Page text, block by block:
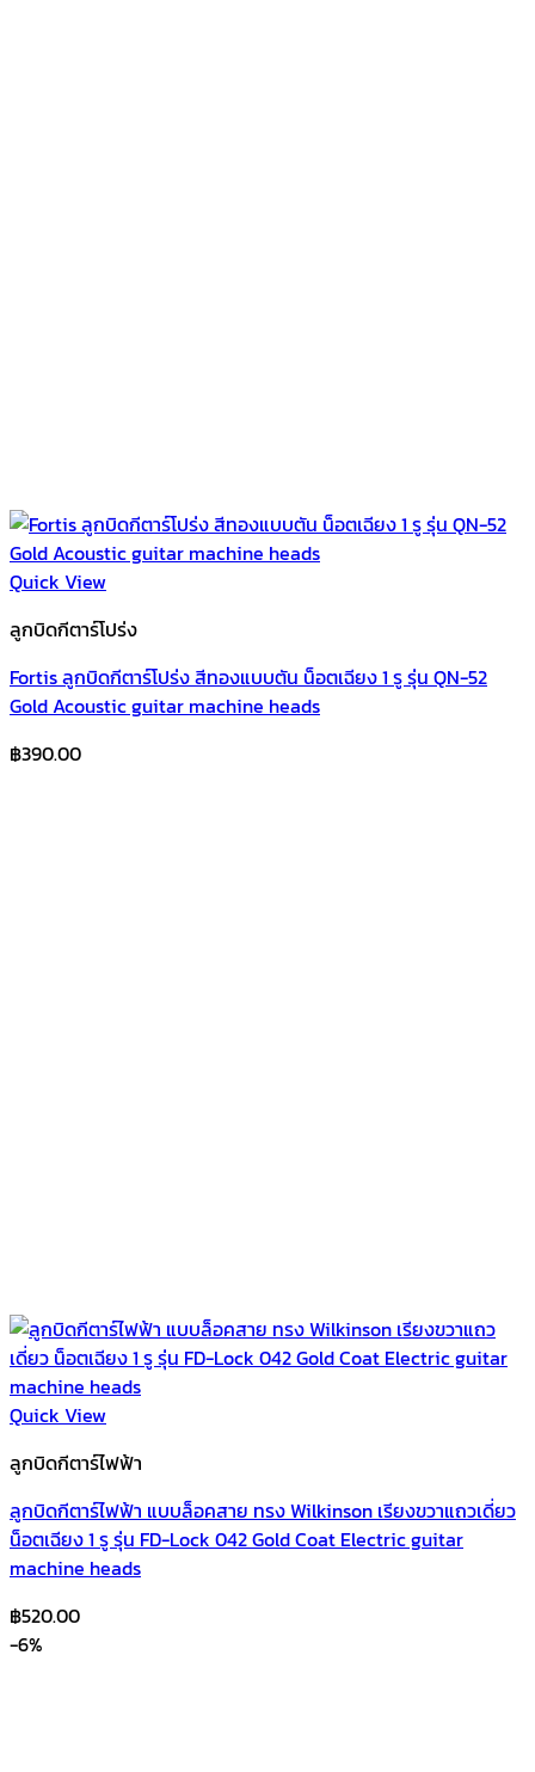
Quick View
ลูกบิดกีตาร์โปร่ง
Fortis ลูกบิดกีตาร์โปร่ง สีทองแบบตัน น็อตเฉียง 1 รู รุ่น QN-52
Gold Acoustic guitar machine heads
฿390.00
Quick View
ลูกบิดกีตาร์ไฟฟ้า
ลูกบิดกีตาร์ไฟฟ้า แบบล็อคสาย ทรง Wilkinson เรียงขวาแถวเดี่ยว
น็อตเฉียง 1 รู รุ่น FD-Lock 042 Gold Coat Electric guitar
machine heads
฿520.00
-6%